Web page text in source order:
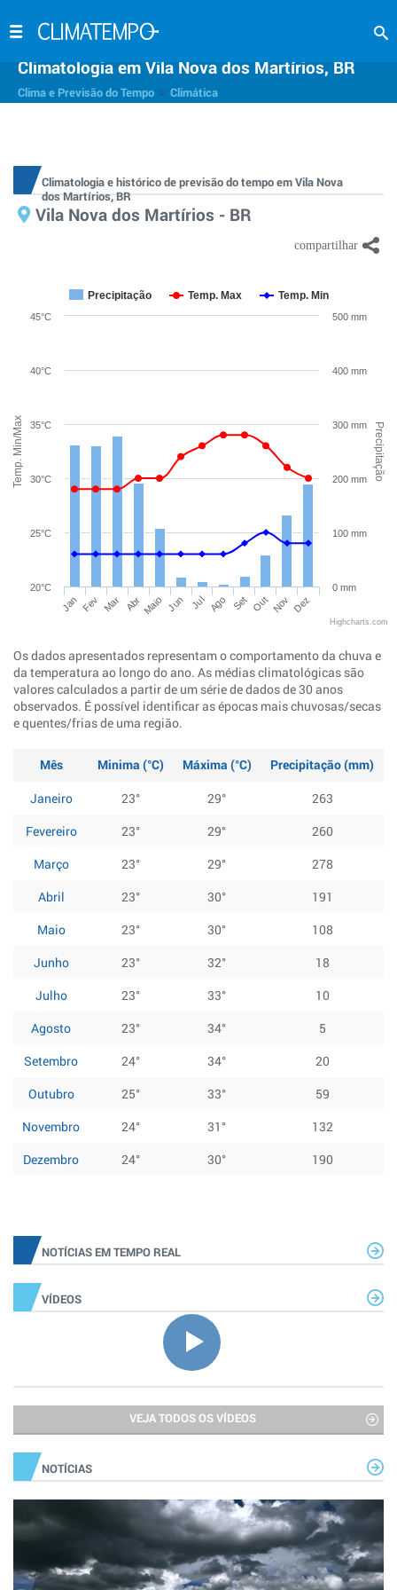
Climatologia em Vila Nova dos Martírios, BR
Clima e Previsão do Tempo Climática
Climatologia e histórico de previsão do tempo em Vila Nova
dos Martírios, BR
Vila Nova dos Martírios - BR
Temp. Min/Max Precipitação
Precipitação Temp. Max Temp. Min
Jan Fev Mar Abr Maio Jun Jul Ago Set Out Nov Dez
20°C
25°C
30°C
35°C
40°C
45°C
0 mm
100 mm
200 mm
300 mm
400 mm
500 mm
Highcharts.com
Os dados apresentados representam o comportamento da chuva e
da temperatura ao longo do ano. As médias climatológicas são
valores calculados a partir de um série de dados de 30 anos
observados. É possível identificar as épocas mais chuvosas/secas
e quentes/frias de uma região.
Mês Minima (°C) Máxima (°C)
Precipitação (mm)
Janeiro
23° 29°
263
Fevereiro
23° 29°
260
Março
23° 29°
278
Abril
23° 30°
191
Maio
23° 30°
108
Junho
23° 32°
18
Julho
23° 33°
10
Agosto
23° 34°
5
Setembro
24° 34°
20
Outubro
25° 33°
59
Novembro
24° 31°
132
Dezembro
24° 30° 190
NOTÍCIAS EM TEMPO REAL
VÍDEOS
VEJA TODOS OS VÍDEOS
NOTÍCIAS